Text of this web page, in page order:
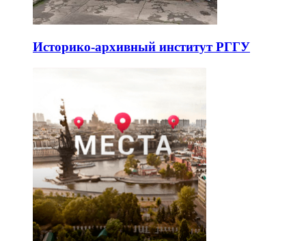
Историко-архивный институт РГГУ